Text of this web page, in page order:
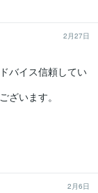
2月27日
バイス信頼してい
ざいます。
2月6日